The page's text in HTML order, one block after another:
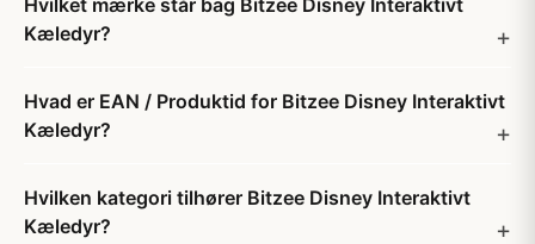
Hvilket mærke står bag Bitzee Disney Interaktivt
Kæledyr?
Hvad er EAN / Produktid for Bitzee Disney Interaktivt
Kæledyr?
Hvilken kategori tilhører Bitzee Disney Interaktivt
Kæledyr?